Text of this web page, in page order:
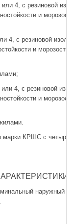
4, с резиновой
и
4, с резиновой
и
4, с резиновой
и
марки КРШС с
наружный